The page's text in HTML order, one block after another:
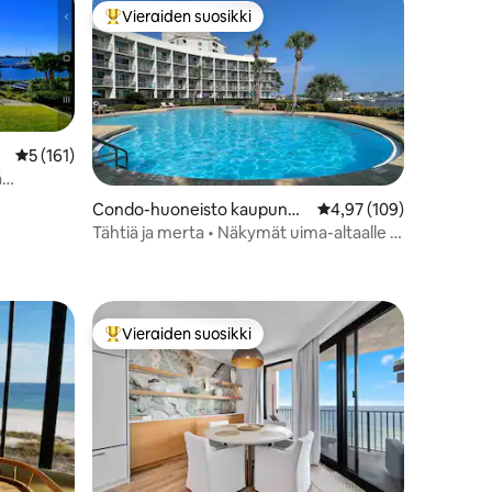
Keskimääräinen arvio 5/5, 161 arvostelua
5 (161)
Vieraiden suosikkien parhaimmistoa
Vieraiden suosikki
Condo-huoneisto kaupungis
sa Fort Walton Beach
Keskimääräinen arvio
4,97 (109)
Tähtiä ja merta • Näkymät uima-altaalle ja
Vieraiden suosikkien parhaimmistoa
Vieraiden suosikki